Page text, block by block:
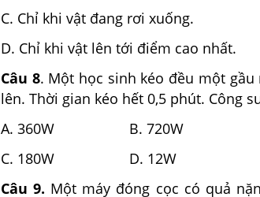
C. Chỉ khi vật đang rơi xuống.
D. Chỉ khi vật lên tới điểm cao nhất.
Câu 8. Một học sinh kéo đều một
lên. Thời gian kéo hết 0,5 phút. Công
A. 360W B. 720W
C. 180W D. 12W
Câu 9. Một máy đóng cọc có quả